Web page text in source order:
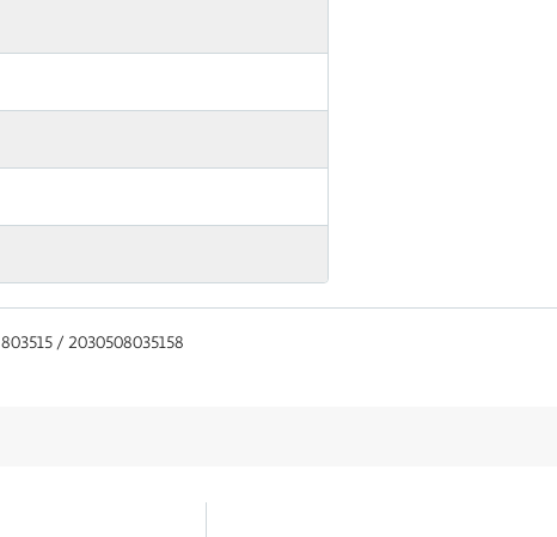
803515 / 2030508035158